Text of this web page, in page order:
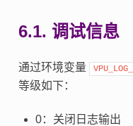
6.1. 调试信息
通过环境变量
等级如下：
0：关闭日志输出